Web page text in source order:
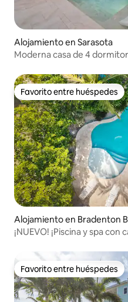
Alojamiento en Sarasota
Moderna casa de 4
Favorito entre huéspedes
Favorito entre huéspedes
Alojamiento en Bradenton
¡NUEVO! ¡Piscina y spa
Favorito entre huéspedes
Favorito entre huéspedes